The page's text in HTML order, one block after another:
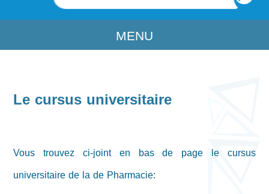
MENU
Le cursus universitaire
Vous trouvez ci-joint en bas de page le cursus
universitaire de la de Pharmacie: